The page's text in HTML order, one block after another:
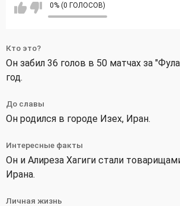
0% (0 ГОЛОСОВ)
Кто это?
Он забил 36 голов в 50 матчах за
год.
До славы
Он родился в городе Изех, Иран.
Интересные факты
Он и Алиреза Хагиги стали
Ирана.
Личная жизнь